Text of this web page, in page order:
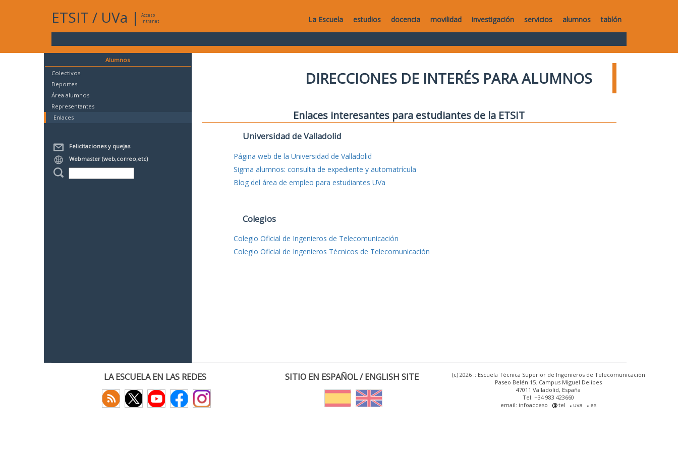
ETSIT / UVa |
Acceso
Intranet
La Escuela estudios docencia movilidad investigación servicios alumnos tablón
Alumnos
Colectivos
Deportes
Área alumnos
Representantes
Enlaces
Felicitaciones y quejas
Webmaster (web,correo,etc)
DIRECCIONES DE INTERÉS PARA ALUMNOS
Enlaces interesantes para estudiantes de la ETSIT
Universidad de Valladolid
Página web de la Universidad de Valladolid
Sigma alumnos: consulta de expediente y automatrícula
Blog del área de empleo para estudiantes UVa
Colegios
Colegio Oficial de Ingenieros de Telecomunicación
Colegio Oficial de Ingenieros Técnicos de Telecomunicación
LA ESCUELA EN LAS REDES SITIO EN ESPAÑOL / ENGLISH SITE
(c) 2026 :: Escuela Técnica Superior de Ingenieros de Telecomunicación
Paseo Belén 15. Campus Miguel Delibes
47011 Valladolid, España
Tel: +34 983 423660
email: infoacceso
tel uva es